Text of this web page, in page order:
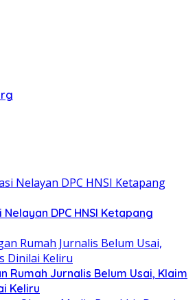
DPC HNSI Ketapang
Rumah Jurnalis Belum Usai, Klaim
Keliru